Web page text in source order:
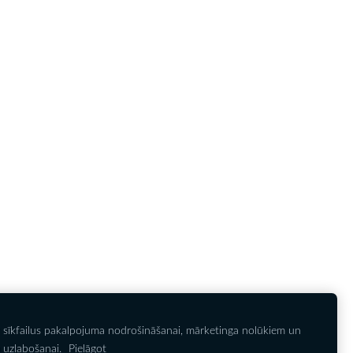
pakalpojuma nodrošināšanai, mārketinga nolūkiem un
Pielāgot